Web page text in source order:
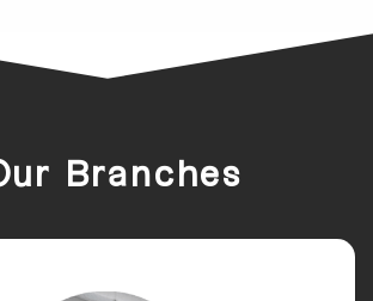
Our Branches